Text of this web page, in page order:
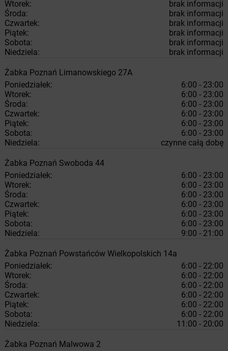
Wtorek:
brak informacji
Środa:
brak informacji
Czwartek:
brak informacji
Piątek:
brak informacji
Sobota:
brak informacji
Niedziela:
brak informacji
Żabka Poznań Limanowskiego 27A
Poniedziałek:
6:00 - 23:00
Wtorek:
6:00 - 23:00
Środa:
6:00 - 23:00
Czwartek:
6:00 - 23:00
Piątek:
6:00 - 23:00
Sobota:
6:00 - 23:00
Niedziela:
czynne całą dobę
Żabka Poznań Swoboda 44
Poniedziałek:
6:00 - 23:00
Wtorek:
6:00 - 23:00
Środa:
6:00 - 23:00
Czwartek:
6:00 - 23:00
Piątek:
6:00 - 23:00
Sobota:
6:00 - 23:00
Niedziela:
9:00 - 21:00
Żabka Poznań Powstańców Wielkopolskich 14a
Poniedziałek:
6:00 - 22:00
Wtorek:
6:00 - 22:00
Środa:
6:00 - 22:00
Czwartek:
6:00 - 22:00
Piątek:
6:00 - 22:00
Sobota:
6:00 - 22:00
Niedziela:
11:00 - 20:00
Żabka Poznań Malwowa 2